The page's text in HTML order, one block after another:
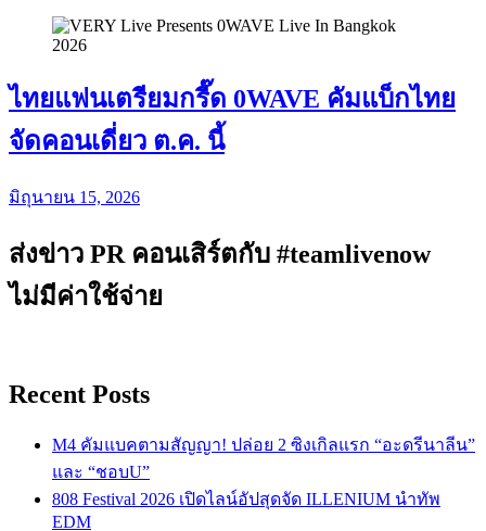
ไทยแฟนเตรียมกรี๊ด 0WAVE คัมแบ็กไทย
จัดคอนเดี่ยว ต.ค. นี้
มิถุนายน 15, 2026
ส่งข่าว PR คอนเสิร์ตกับ #teamlivenow
ไม่มีค่าใช้จ่าย
Recent Posts
M4 คัมแบคตามสัญญา! ปล่อย 2 ซิงเกิลแรก “อะดรีนาลีน”
และ “ชอบU”
808 Festival 2026 เปิดไลน์อัปสุดจัด ILLENIUM นำทัพ
EDM